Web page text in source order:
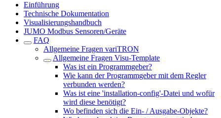
Einführung
Technische Dokumentation
Visualisierungshandbuch
JUMO Modbus Sensoren/Geräte
FAQ
Allgemeine Fragen variTRON
Allgemeine Fragen Visu-Template
Was ist ein Programmgeber?
Wie kann der Programmgeber mit dem Regler
verbunden werden?
Was ist eine 'installation-config'-Datei und wofür
wird diese benötigt?
Wo befinden sich die Ein- / Ausgabe-Objekte?